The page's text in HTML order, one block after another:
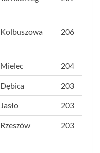
Kolbuszowa 206
Mielec 204
Dębica 203
Jasło 203
Rzeszów 203